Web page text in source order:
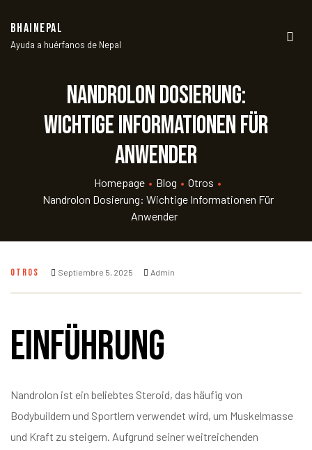
BHAINEPAL
Ayuda a huérfanos de Nepal
Nandrolon Dosierung:
Wichtige Informationen für
Anwender
Homepage • Blog • Otros •
Nandrolon Dosierung: Wichtige Informationen Für
Anwender
OTROS Septiembre 5, 2025 Admin
Einführung
Nandrolon ist ein beliebtes Steroid, das häufig von
Bodybuildern und Sportlern verwendet wird, um Muskelmasse
und Kraft zu steigern. Aufgrund seiner weitreichenden